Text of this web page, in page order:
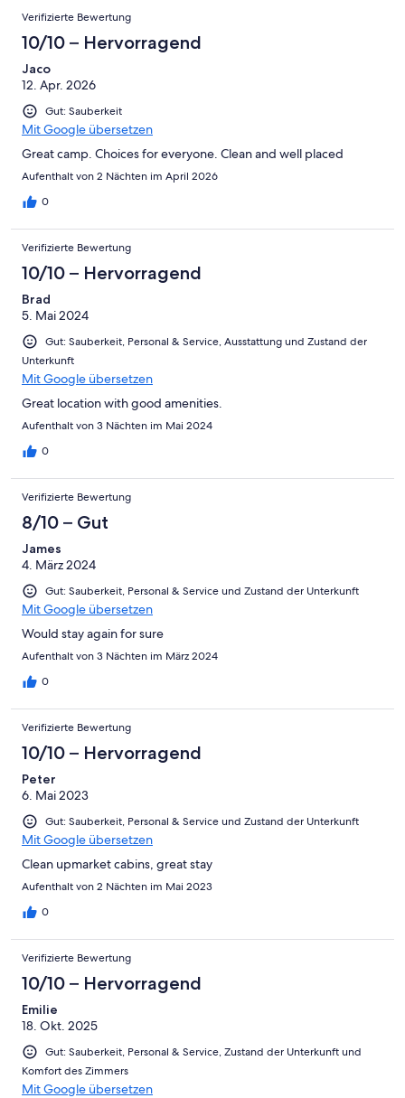
Verifizierte Bewertung
10/10 – Hervorragend
Jaco
12. Apr. 2026
Gut: Sauberkeit
Mit Google übersetzen
Great camp. Choices for everyone. Clean and well placed
Aufenthalt von 2 Nächten im April 2026
0
Verifizierte Bewertung
10/10 – Hervorragend
Brad
5. Mai 2024
Gut: Sauberkeit, Personal & Service, Ausstattung und Zustand der
Unterkunft
Mit Google übersetzen
Great location with good amenities.
Aufenthalt von 3 Nächten im Mai 2024
0
Verifizierte Bewertung
8/10 – Gut
James
4. März 2024
Gut: Sauberkeit, Personal & Service und Zustand der Unterkunft
Mit Google übersetzen
Would stay again for sure
Aufenthalt von 3 Nächten im März 2024
0
Verifizierte Bewertung
10/10 – Hervorragend
Peter
6. Mai 2023
Gut: Sauberkeit, Personal & Service und Zustand der Unterkunft
Mit Google übersetzen
Clean upmarket cabins, great stay
Aufenthalt von 2 Nächten im Mai 2023
0
Verifizierte Bewertung
10/10 – Hervorragend
Emilie
18. Okt. 2025
Gut: Sauberkeit, Personal & Service, Zustand der Unterkunft und
Komfort des Zimmers
Mit Google übersetzen